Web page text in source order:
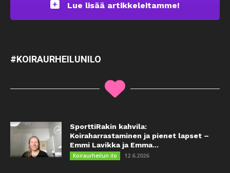
Lue lisää artikkeleitamme!
#KOIRAURHEILUNILO
SporttiRakin kahvila:
Koiraharrastaminen ja pienet lapset –
Emmi Lavikka ja Emma...
Koiraurheilun ilo 12.6.2026